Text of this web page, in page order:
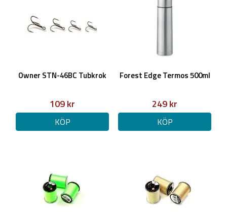
Owner STN-46BC Tubkrok
109 kr
KÖP
Forest Edge Termos 500ml
249 kr
KÖP